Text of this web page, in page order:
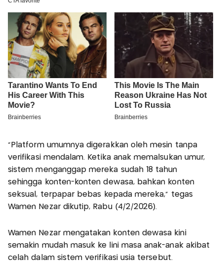
“Platform umumnya digerakkan oleh mesin tanpa
verifikasi mendalam. Ketika anak memalsukan umur,
sistem menganggap mereka sudah 18 tahun
sehingga konten-konten dewasa, bahkan konten
seksual, terpapar bebas kepada mereka,” tegas
Wamen Nezar dikutip, Rabu (4/2/2026).
Wamen Nezar mengatakan konten dewasa kini
semakin mudah masuk ke lini masa anak-anak akibat
celah dalam sistem verifikasi usia tersebut.